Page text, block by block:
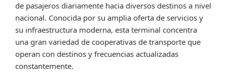
de pasajeros diariamente hacia diversos destinos a nivel
nacional. Conocida por su amplia oferta de servicios y
su infraestructura moderna, esta terminal concentra
una gran variedad de cooperativas de transporte que
operan con destinos y frecuencias actualizadas
constantemente.